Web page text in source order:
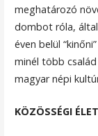
meghatározó
dombot róla,
éven belül
minél több
magyar népi
KÖZÖSSÉGI ÉLET